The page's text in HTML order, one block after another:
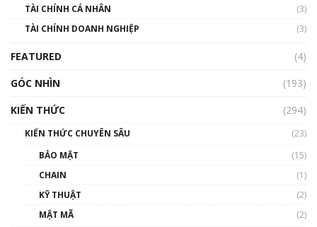
Nhìn lại năm 2022: Những sự kiện ảnh hưởng
đến hệ sinh thái tiền mã hoá | Phổ cập
TÀI CHÍNH CÁ NHÂN
(3)
TÀI CHÍNH DOANH NGHIỆP
(3)
FEATURED
(4)
GÓC NHÌN
(193)
KIẾN THỨC
(294)
KIẾN THỨC CHUYÊN SÂU
(23)
BẢO MẬT
(15)
CHAIN
(1)
KỸ THUẬT
(2)
MẬT MÃ
(2)